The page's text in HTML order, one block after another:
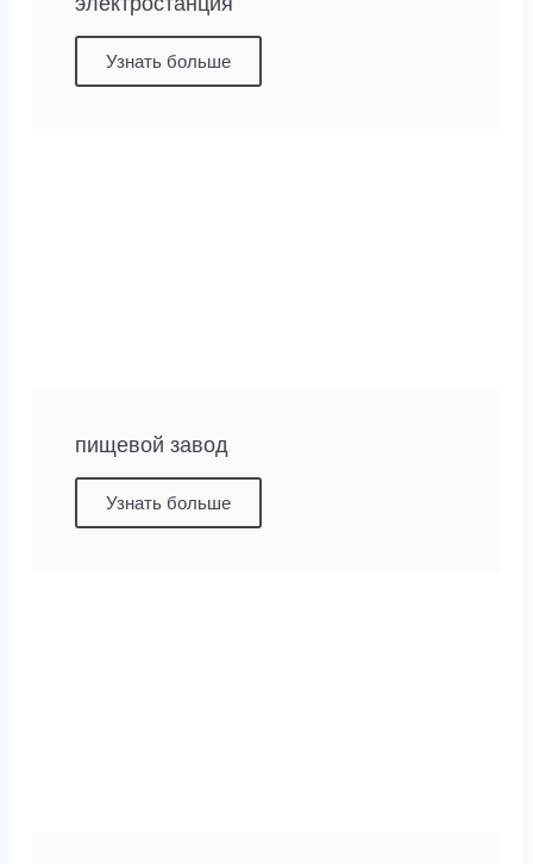
Узнать больше
пищевой завод
Узнать больше